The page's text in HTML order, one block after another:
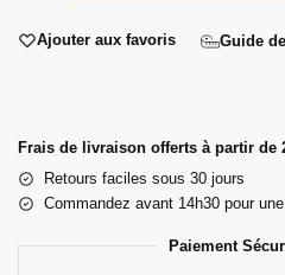
Ajouter aux favoris Guide
Frais de livraison offerts à partir de
Retours faciles sous 30 jours
Commandez avant 14h30 pour
Paiement